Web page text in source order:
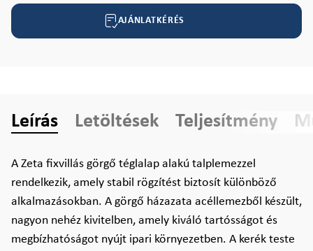
AJÁNLATKÉRÉS
Leírás Letöltések Teljesítmény
A Zeta fixvillás görgő téglalap alakú talplemezzel
rendelkezik, amely stabil rögzítést biztosít különböző
alkalmazásokban. A görgő házazata acéllemezből készült,
nagyon nehéz kivitelben, amely kiváló tartósságot és
megbízhatóságot nyújt ipari környezetben. A kerék teste